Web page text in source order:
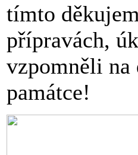
tímto
přípravách,
vzpomněli na
památce!